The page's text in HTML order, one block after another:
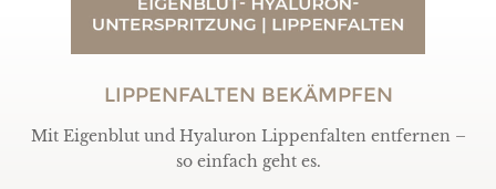
LIPPENFALTEN BEKÄMPFEN
Mit Eigenblut und Hyaluron Lippenfalten entfernen –
so einfach geht es.